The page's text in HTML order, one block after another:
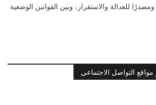
للعدالة والاستقرار، وبين القوانين الوضعية
التواصل الاجتماعي